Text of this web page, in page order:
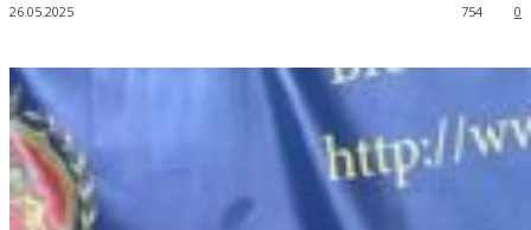
26.05.2025 0
754